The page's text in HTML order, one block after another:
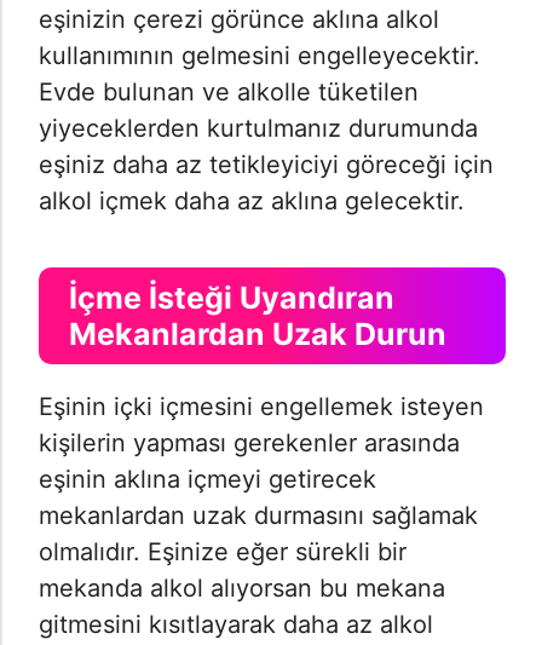
eşinizin çerezi görünce aklına alkol
kullanımının gelmesini engelleyecektir.
Evde bulunan ve alkolle tüketilen
yiyeceklerden kurtulmanız durumunda
eşiniz daha az tetikleyiciyi göreceği için
alkol içmek daha az aklına gelecektir.
İçme İsteği Uyandıran
Mekanlardan Uzak Durun
Eşinin içki içmesini engellemek isteyen
kişilerin yapması gerekenler arasında
eşinin aklına içmeyi getirecek
mekanlardan uzak durmasını sağlamak
olmalıdır. Eşinize eğer sürekli bir
mekanda alkol alıyorsan bu mekana
gitmesini kısıtlayarak daha az alkol